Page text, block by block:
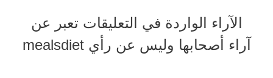
الآراء الواردة في التعليقات تعبر عن
آراء أصحابها وليس عن رأي mealsdiet